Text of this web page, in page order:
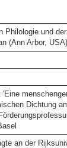
Philologie und
(Ann Arbor,
Dichtung
an der